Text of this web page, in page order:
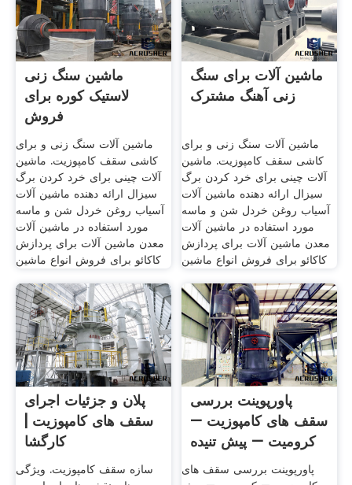
ماشین سنگ زنی
لاستیک کوره برای
فروش
ماشین آلات سنگ زنی و برای
کاشی سقف کامپوزیت. ماشین
آلات چینی برای خرد کردن برگ
سیزال ارائه دهنده ماشین آلات
آسیاب روغن خردل شن و ماسه
مورد استفاده در ماشین آلات
معدن ماشین آلات برای پردازش
کاکائو برای فروش انواع ماشین
ماشین آلات برای سنگ
زنی آهنگ مشترک
ماشین آلات سنگ زنی و برای
کاشی سقف کامپوزیت. ماشین
آلات چینی برای خرد کردن برگ
سیزال ارائه دهنده ماشین آلات
آسیاب روغن خردل شن و ماسه
مورد استفاده در ماشین آلات
معدن ماشین آلات برای پردازش
کاکائو برای فروش انواع ماشین
پلان و جزئیات اجرای
سقف های کامپوزیت |
کارگشا
سازه سقف کامپوزیت. ویژگی
پاورپوینت بررسی
سقف های کامپوزیت –
کرومیت – پیش تنیده
پاورپوینت بررسی سقف های